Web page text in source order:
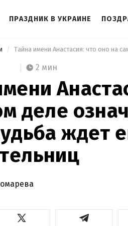
ПРАЗДНИК В УКРАИНЕ
2 мин
деле
ждет